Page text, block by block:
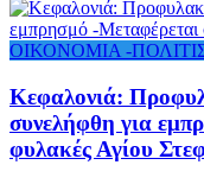
ΟΙΚΟΝΟΜΙΑ -
Κεφαλονιά:
συνελήφθη για
φυλακές Αγίου